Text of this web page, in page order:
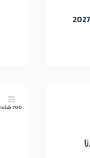
700 شانه